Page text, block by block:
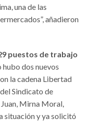
una de las
añadieron
puestos de trabajo
hubo dos nuevos
la cadena Libertad
Sindicato de
Juan, Mirna Moral,
situación y ya solicitó